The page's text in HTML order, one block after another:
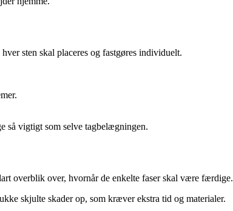
sten skal placeres og fastgøres individuelt.
så vigtigt som selve tagbelægningen.
overblik over, hvornår de enkelte faser skal være færdige.
skjulte skader op, som kræver ekstra tid og materialer.